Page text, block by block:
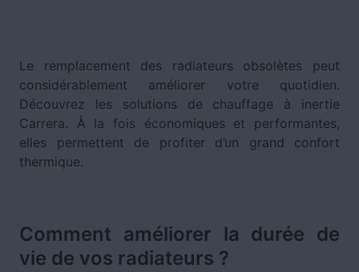
Le remplacement des radiateurs obsolètes peut
considérablement améliorer votre quotidien.
Découvrez les solutions de chauffage à inertie
Carrera. À la fois économiques et performantes,
elles permettent de profiter d’un grand confort
thermique.
Comment améliorer la durée de
vie de vos radiateurs ?